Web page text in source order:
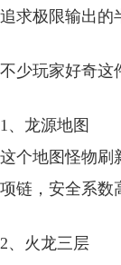
追求极限输出的
不少玩家好奇这
1、龙源地图
这个地图怪物刷
项链，安全系数
2、火龙三层